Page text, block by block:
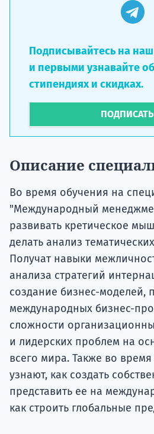
Подписывайтесь на
и первыми узнавайте
стипендиях и скидках.
Описание
Во время обучения на
"Международный
развивать кретическое
делать анализ
Получат навыки
анализа стратегий
создание бизнес-моделей,
международных бизнес-
сложности
и лидерских проблем на
всего мира. Также во
узнают, как создать
представить ее на
как строить глобальные